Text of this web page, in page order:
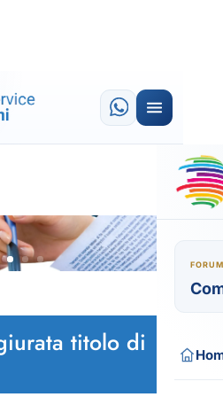
titolo di